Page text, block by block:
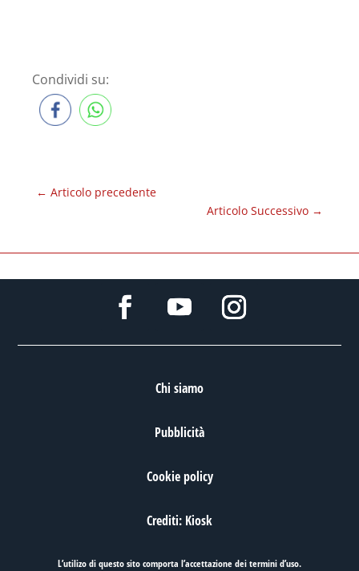
Condividi su:
← Articolo precedente
Articolo Successivo →
Chi siamo
Pubblicità
Cookie policy
Crediti: Kiosk
L’utilizo di questo sito comporta l’accettazione deitermini d’uso.